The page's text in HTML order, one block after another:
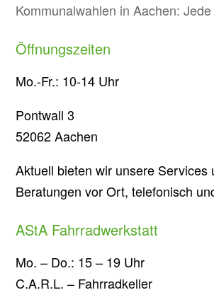
Kommunalwahlen in Aachen:
Öffnungszeiten
Mo.-Fr.: 10-14 Uhr
Pontwall 3
52062 Aachen
Aktuell bieten wir unsere Services
Beratungen vor Ort, telefonisch
AStA Fahrradwerkstatt
Mo. – Do.: 15 – 19 Uhr
C.A.R.L. – Fahrradkeller